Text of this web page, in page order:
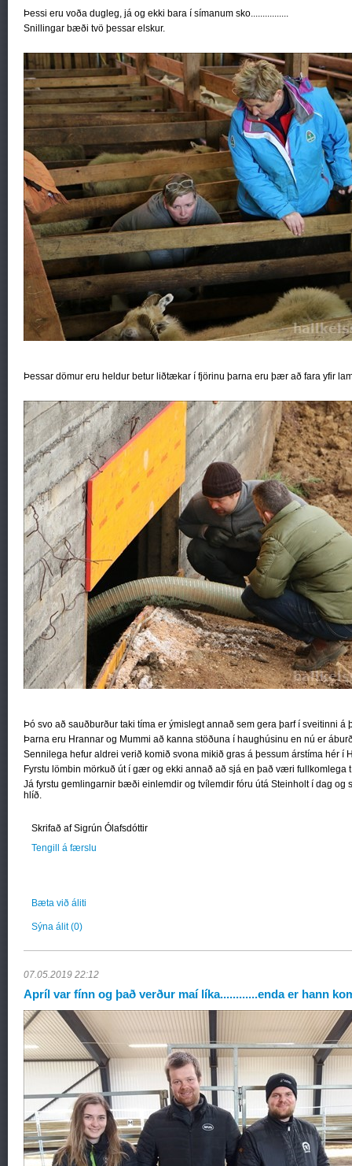
Þessi eru voða dugleg, já og ekki bara í símanum sko................
Snillingar bæði tvö þessar elskur.
Þessar dömur eru heldur betur liðtækar í fjörinu þarna eru þær að fara yfir
Þó svo að sauðburður taki tíma er ýmislegt annað sem gera þarf í sveitinni á
Þarna eru Hrannar og Mummi að kanna stöðuna í haughúsinu en nú er
Sennilega hefur aldrei verið komið svona mikið gras á þessum árstíma hér í
Fyrstu lömbin mörkuð út í gær og ekki annað að sjá en það væri fullkomlega
Já fyrstu gemlingarnir bæði einlemdir og tvílemdir fóru útá Steinholt í dag og
hlíð.
Skrifað af Sigrún Ólafsdóttir
Tengill á færslu
Bæta við áliti
Sýna álit(0)
07.05.2019 22:12
Apríl var fínn og það verður maí líka............enda er hann